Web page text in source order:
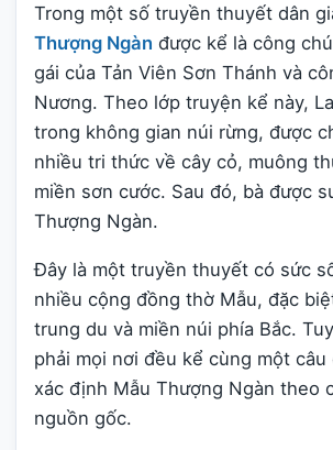
Trong một số truyền thuyết dân
Thượng Ngàn được kể là công
gái của Tản Viên Sơn Thánh và
Nương. Theo lớp truyện kể này,
trong không gian núi rừng, được
nhiều tri thức về cây cỏ, muông
miền sơn cước. Sau đó, bà được
Thượng Ngàn.
Đây là một truyền thuyết có sức
nhiều cộng đồng thờ Mẫu, đặc
trung du và miền núi phía Bắc.
phải mọi nơi đều kể cùng một câu
xác định Mẫu Thượng Ngàn theo
nguồn gốc.